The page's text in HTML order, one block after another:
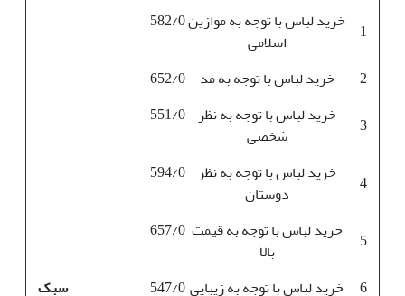
1 خرید لباس با توجه به موازین
اسلامی
582/0
سبک
2 خرید لباس با توجه به مد 652/0
3
خرید لباس با توجه به نظر
شخصی
551/0
4
خرید لباس با توجه به نظر
دوستان
594/0
5
خرید لباس با توجه به قیمت
بالا
657/0
6 خرید لباس با توجه به زیبایی547/0